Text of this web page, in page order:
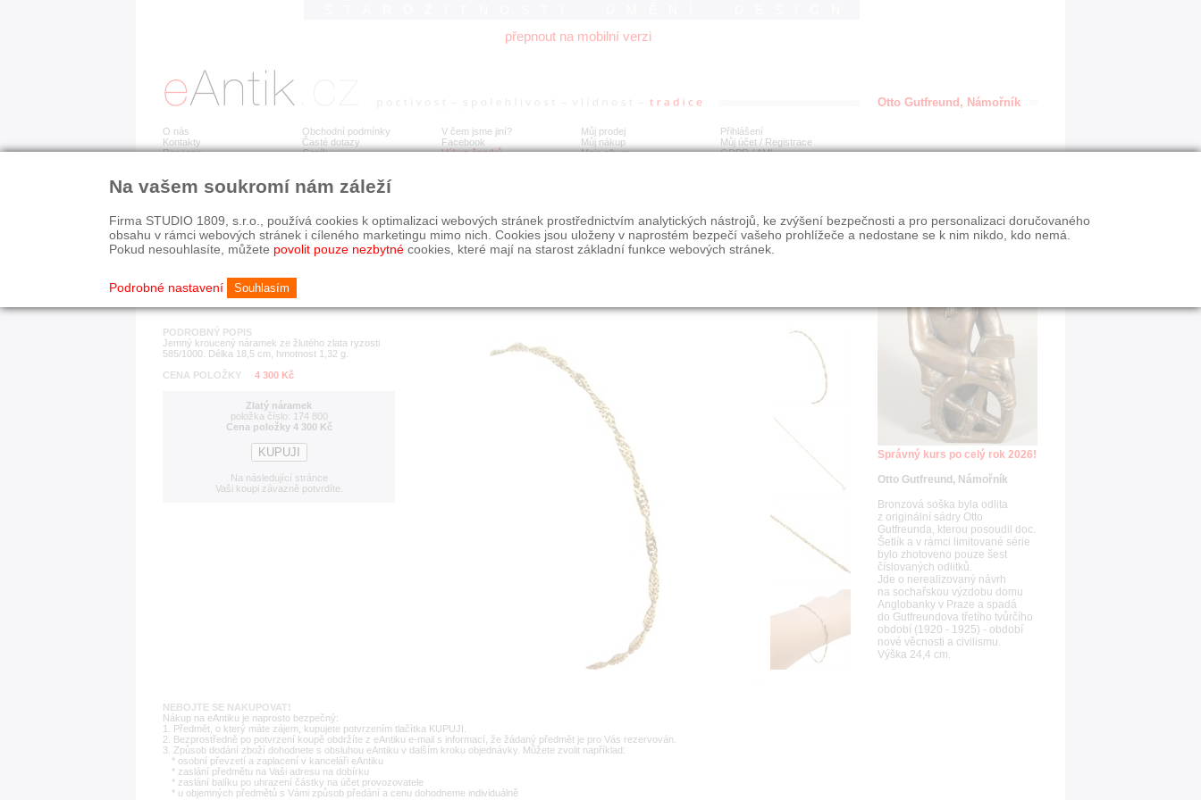
přepnout na mobilní verzi
O nás
Kontakty
Recenze
Obchodní podmínky
Časté dotazy
Ceník
V čem jsme jiní?
Facebook
Výkup šperků
Můj prodej
Můj nákup
Moje album
Přihlášení
Můj účet / Registrace
GDPR/AML
Detail položky č. 174 800 Zlatý náramek
PODROBNÝ POPIS
Jemný kroucený náramek ze žlutého zlata ryzosti
585/1000. Délka 18,5 cm, hmotnost 1,32 g.
CENA POLOŽKY
4 300 Kč
Zlatý náramek
položka číslo: 174 800
Cena položky 4 300 Kč
Na následující stránce
Vaši koupi závazně potvrdíte.
NEBOJTE SE NAKUPOVAT!
Nákup na eAntiku je naprosto bezpečný:
1. Předmět, o který máte zájem, kupujete potvrzením tlačítka KUPUJI.
2. Bezprostředně po potvrzení koupě obdržíte z eAntiku e-mail s informací, že žádaný předmět je pro Vás rezervován.
3. Způsob dodání zboží dohodnete s obsluhou eAntiku v dalším kroku objednávky. Můžete zvolit například:
* osobní převzetí a zaplacení v kanceláři eAntiku
* zaslání předmětu na Vaši adresu na dobírku
* zaslání balíku po uhrazení částky na účet provozovatele
* u objemných předmětů s Vámi způsob předání a cenu dohodneme individuálně
Otto Gutfreund, Námořník
Správný kurs po celý rok 2026!
Otto Gutfreund, Námořník
Bronzová soška byla odlita
z originální sádry Otto
Gutfreunda, kterou posoudil doc.
Šetlík a v rámci limitované série
bylo zhotoveno pouze šest
číslovaných odlitků.
Jde o nerealizovaný návrh
na sochařskou výzdobu domu
Anglobanky v Praze a spadá
do Gutfreundova třetího tvůrčího
období (1920 - 1925) - období
nové věcnosti a civilismu.
Výška 24,4 cm.
Na vašem soukromí nám záleží
Firma STUDIO 1809, s.r.o., používá cookies k optimalizaci webových stránek prostřednictvím analytických nástrojů, ke zvýšení bezpečnosti a pro personalizaci doručovaného
obsahu v rámci webových stránek i cíleného marketingu mimo nich. Cookies jsou uloženy v naprostém bezpečí vašeho prohlížeče a nedostane se k nim nikdo, kdo nemá.
Pokud nesouhlasíte, můžete povolit pouze nezbytné cookies, které mají na starost základní funkce webových stránek.
Podrobné nastavení Souhlasím